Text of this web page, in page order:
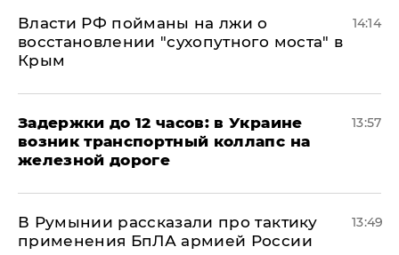
Власти РФ пойманы на лжи о
восстановлении "сухопутного моста" в
Крым
14:14
Задержки до 12 часов: в Украине
возник транспортный коллапс на
железной дороге
13:57
В Румынии рассказали про тактику
применения БпЛА армией России
13:49